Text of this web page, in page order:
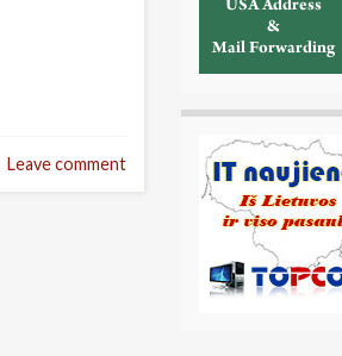
Leave comment